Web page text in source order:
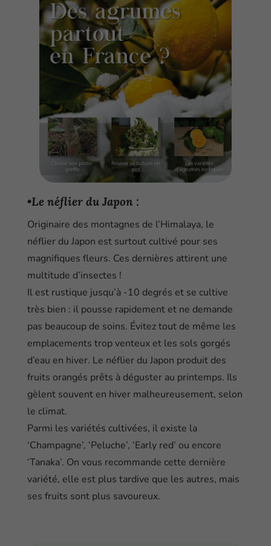
•Le néflier du Japon :
Originaire des montagnes de l’Himalaya, le
néflier du Japon est surtout cultivé pour ses
magnifiques fleurs. Ces dernières attirent une
multitude d’insectes !
Il est rustique jusqu’à -10 degrés et se cultive
très bien : il pousse rapidement et ne demande
pas beaucoup de soins. Évitez tout de même les
emplacements trop venteux et les sols gorgés
d’eau en hiver. Le néflier du Japon produit des
fruits orangés prêts à déguster au printemps. Ils
gèlent souvent en hiver malheureusement, selon
le climat.
Parmi les variétés cultivées, il existe la
‘Champagne’, ‘Peluche’, ‘Early red’ ou encore
‘Tanaka’. On vous recommande cette dernière
variété, elle est plus tardive que les autres, mais
ses fruits sont plus savoureux.